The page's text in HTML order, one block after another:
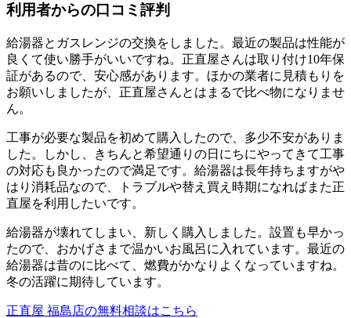
利用者からの口コミ評判
給湯器とガスレンジの交換をしました。最近の製品は性能が
良くて使い勝手がいいですね。正直屋さんは取り付け10年保
証があるので、安心感があります。ほかの業者に見積もりを
お願いしましたが、正直屋さんとはまるで比べ物になりませ
ん。
工事が必要な製品を初めて購入したので、多少不安がありま
した。しかし、きちんと希望通りの日にちにやってきて工事
の対応も良かったので満足です。給湯器は長年持ちますがや
はり消耗品なので、トラブルや替え買え時期になればまた正
直屋を利用したいです。
給湯器が壊れてしまい、新しく購入しました。設置も早かっ
たので、おかげさまで温かいお風呂に入れています。最近の
給湯器は昔のに比べて、燃費がかなりよくなっていますね。
冬の活躍に期待しています。
正直屋 福島店の無料相談はこちら